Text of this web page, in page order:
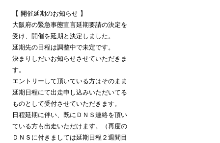
【 開催延期のお知らせ 】
大阪府の緊急事態宣言延期要請の決定を
受け、開催を延期と決定しました。
延期先の日程は調整中で未定です。
決まりしだいお知らせさせていただきま
す。
エントリーして頂いている方はそのまま
延期日程にて出走申し込みいただいてる
ものとして受付させていただきます。
日程延期に伴い、既にＤＮＳ連絡を頂い
ている方も出走いただけます。（再度の
ＤＮＳに付きましては延期日程２週間目